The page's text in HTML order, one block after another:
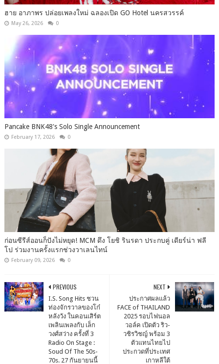
ฮาย อาภาพร ปล่อยเพลงใหม่ ฉลองเปิด GO Hotel นครสวรรค์
May 26, 2026 0
Pancake BNK48's Solo Single Announcement
February 17, 2026 0
ก่อนซีรีส์ออนก็ปังไม่หยุด! MCM ดึง โยชิ รินรดา ประกบคู่ เดียร์น่า ฟลี
โป ร่วมงานครั้งแรกช่วงวาเลนไทน์
February 09, 2026 0
NEXT
ประกาศผลแล้ว
FACE of THAILAND
2025 รอบไฟนอล
วอล์ค เปิดตัว ริว-
วชิรวิชญ์ พร้อม 3
ตัวแทนไทยไป
ประกวดที่ประเทศ
เกาหลีใต้
PREVIOUS
I.S. Song Hits ชวน
ท่องจักรวาลของโก๋
หลังวัง ในคอนเสิร์ต
เพลินเพลงกับ เล็ก
วงศ์สว่าง ครั้งที่ 3
Radio On Stage :
Soud Of The 50s-
70s. 27 กันยายนนี้